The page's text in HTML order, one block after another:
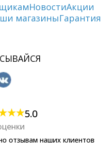
НовостиАкции
магазиныГарантия
5.0
отзывам наших клиентов